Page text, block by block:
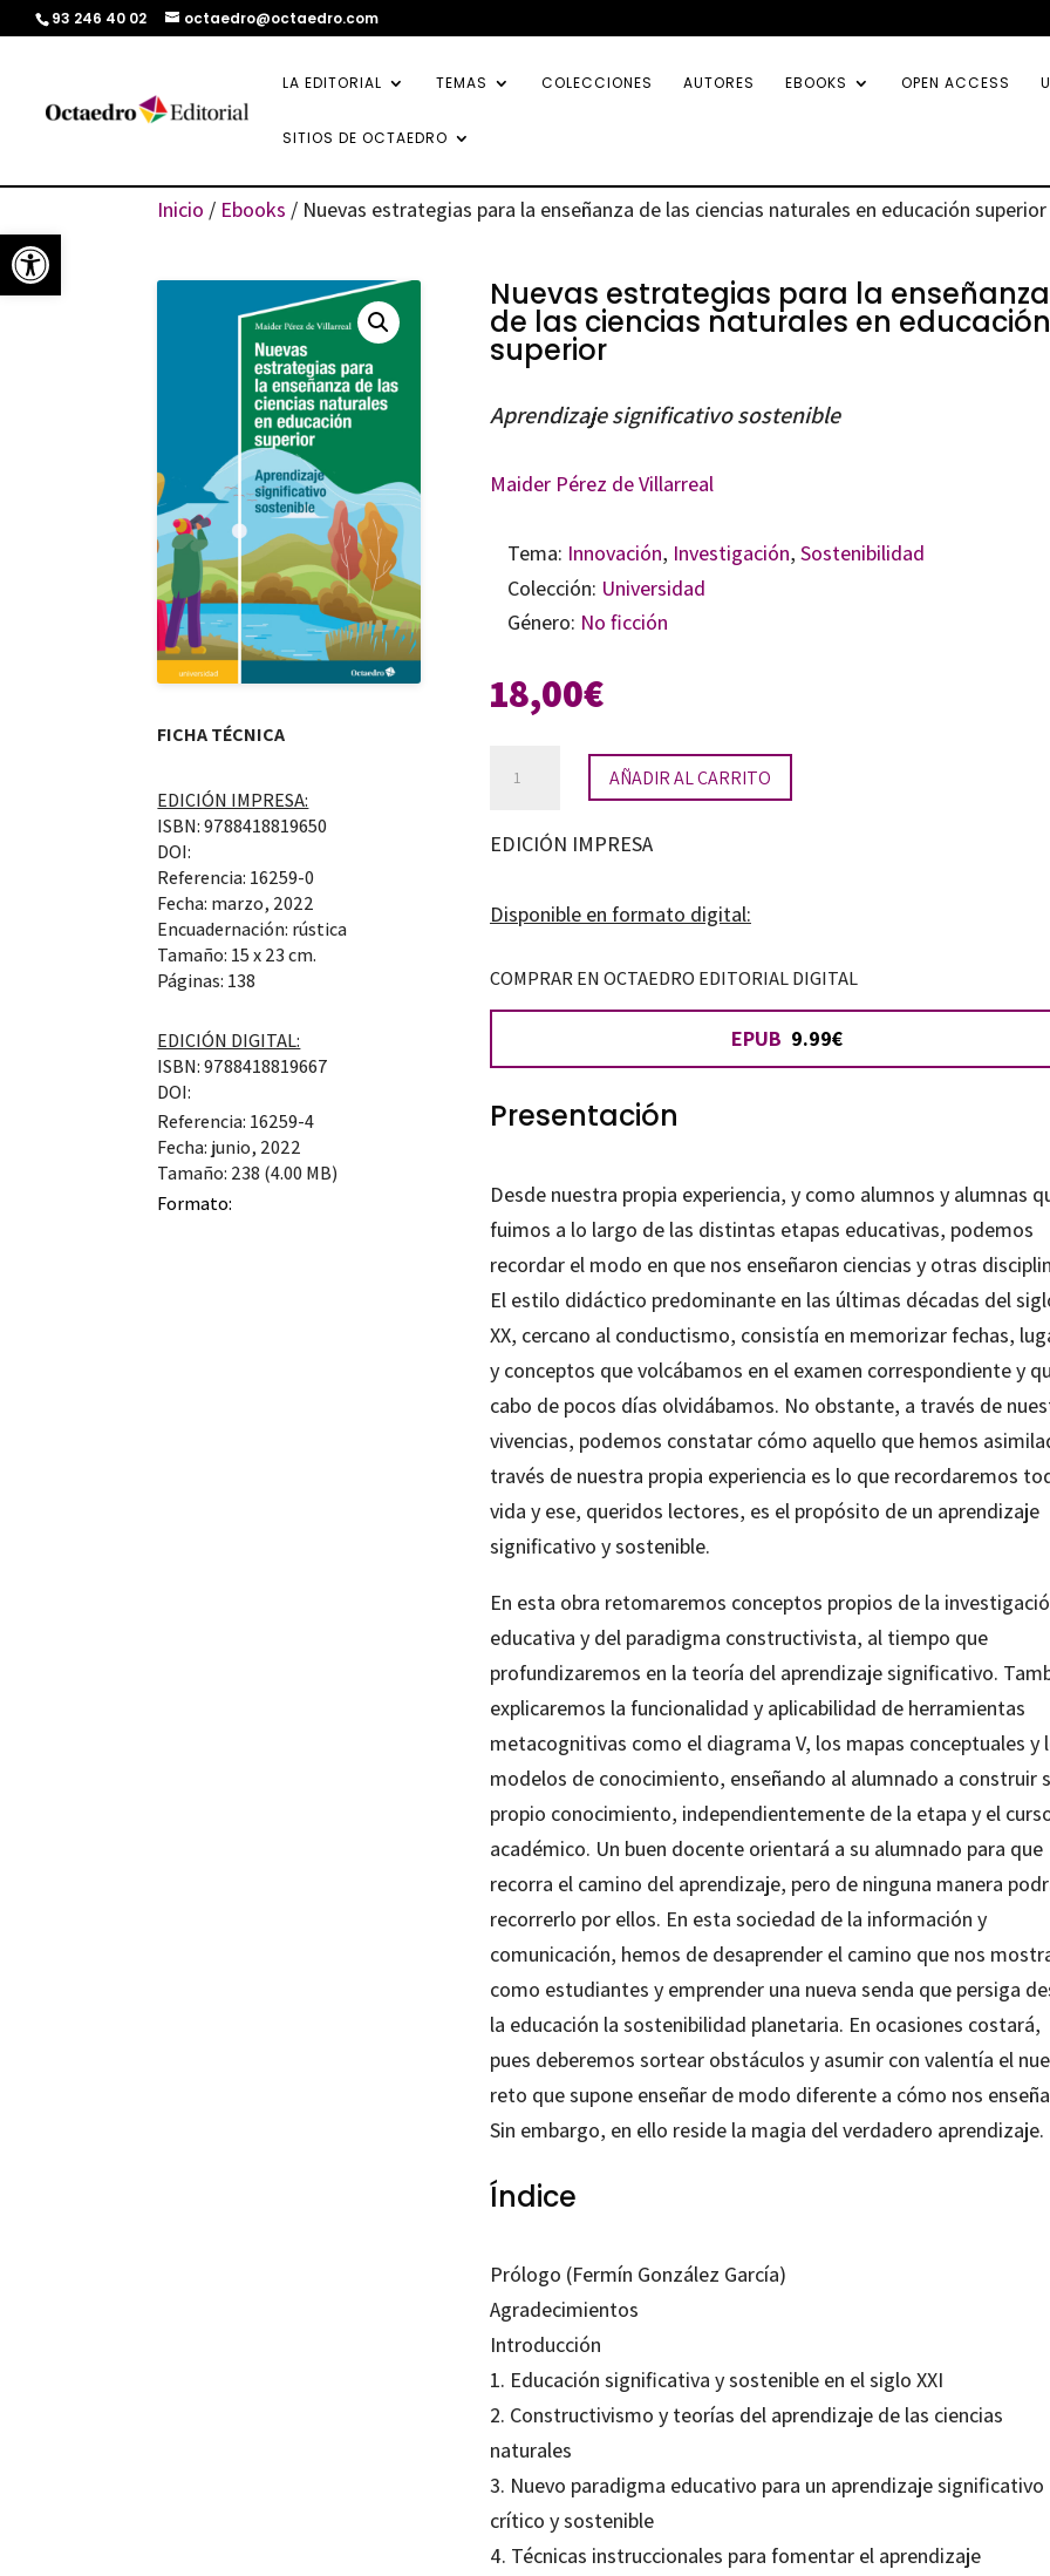
Abrir barra de herramientas
93 246 40 02 octaedro@octaedro.com
LA EDITORIAL TEMAS COLECCIONES AUTORES EBOOKS OPEN ACCESS
SITIOS DE OCTAEDRO
Inicio / Ebooks / Nuevas estrategias para la enseñanza de las ciencias naturales en educación superior
FICHA TÉCNICA
EDICIÓN IMPRESA:
ISBN: 9788418819650
DOI:
Referencia: 16259-0
Fecha: marzo, 2022
Encuadernación: rústica
Tamaño: 15 x 23 cm.
Páginas: 138
EDICIÓN DIGITAL:
ISBN: 9788418819667
DOI:
Referencia: 16259-4
Fecha: junio, 2022
Tamaño: 238 (4.00 MB)
Formato:
Nuevas estrategias para la enseñanza
de las ciencias naturales en educación
superior
Aprendizaje significativo sostenible
Maider Pérez de Villarreal
Tema: Innovación, Investigación, Sostenibilidad
Colección: Universidad
Género: No ficción
18,00€
estrategias
para
enseñanza
las
ciencias
educación
cantidad
AÑADIR AL CARRITO
EDICIÓN IMPRESA
Disponible en formato digital:
COMPRAR EN OCTAEDRO EDITORIAL DIGITAL
EPUB 9.99€
Presentación
Desde nuestra propia experiencia, y como alumnos y alumnas
fuimos a lo largo de las distintas etapas educativas, podemos
recordar el modo en que nos enseñaron ciencias y otras
El estilo didáctico predominante en las últimas décadas del
XX, cercano al conductismo, consistía en memorizar fechas,
y conceptos que volcábamos en el examen correspondiente y
cabo de pocos días olvidábamos. No obstante, a través de
vivencias, podemos constatar cómo aquello que hemos
través de nuestra propia experiencia es lo que recordaremos
vida y ese, queridos lectores, es el propósito de un aprendizaje
significativo y sostenible.
En esta obra retomaremos conceptos propios de la
educativa y del paradigma constructivista, al tiempo que
profundizaremos en la teoría del aprendizaje significativo.
explicaremos la funcionalidad y aplicabilidad de herramientas
metacognitivas como el diagrama V, los mapas conceptuales y
modelos de conocimiento, enseñando al alumnado a construir
propio conocimiento, independientemente de la etapa y el
académico. Un buen docente orientará a su alumnado para que
recorra el camino del aprendizaje, pero de ninguna manera
recorrerlo por ellos. En esta sociedad de la información y
comunicación, hemos de desaprender el camino que nos
como estudiantes y emprender una nueva senda que persiga
la educación la sostenibilidad planetaria. En ocasiones costará,
pues deberemos sortear obstáculos y asumir con valentía el
reto que supone enseñar de modo diferente a cómo nos
Sin embargo, en ello reside la magia del verdadero aprendizaje.
Índice
Prólogo (Fermín González García)
Agradecimientos
Introducción
1. Educación significativa y sostenible en el siglo XXI
2. Constructivismo y teorías del aprendizaje de las ciencias
naturales
3. Nuevo paradigma educativo para un aprendizaje significativo
crítico y sostenible
4. Técnicas instruccionales para fomentar el aprendizaje